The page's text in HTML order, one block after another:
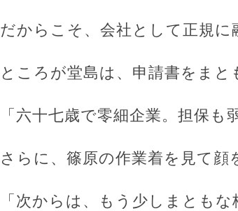
だからこそ、会社として正規
ところが堂島は、申請書をまと
「六十七歳で零細企業。担保
さらに、篠原の作業着を見て顔
「次からは、もう少しまとも